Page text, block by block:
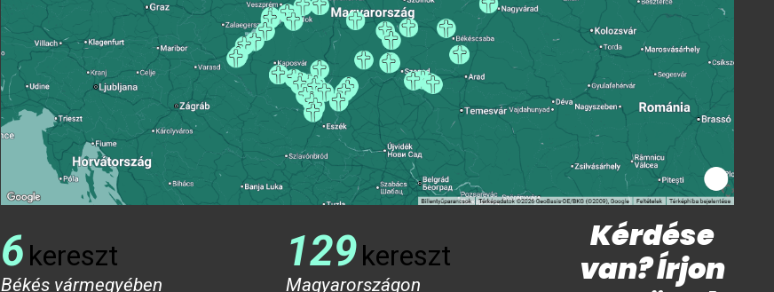
6 kereszt
Békés vármegyében
129kereszt
Magyarországon
Kérdése
van? Írjon